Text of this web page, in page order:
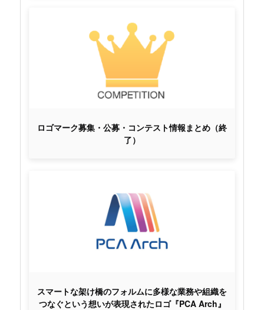
ロゴマーク募集・公募・コンテスト情報まとめ（終
了）
スマートな架け橋のフォルムに多様な業務や組織を
つなぐという想いが表現されたロゴ『PCA Arch』